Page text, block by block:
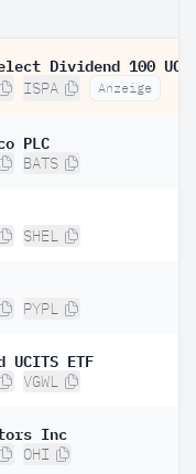
ISPA Anzeige
PLC
BATS
SHEL
PYPL
ETF
VGWL
Inc
OHI